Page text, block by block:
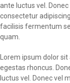
ante luctus vel.
consectetur
facilisis fermentum
quam.
Lorem ipsum dolor
egestas rhoncus.
luctus vel. Donec vel